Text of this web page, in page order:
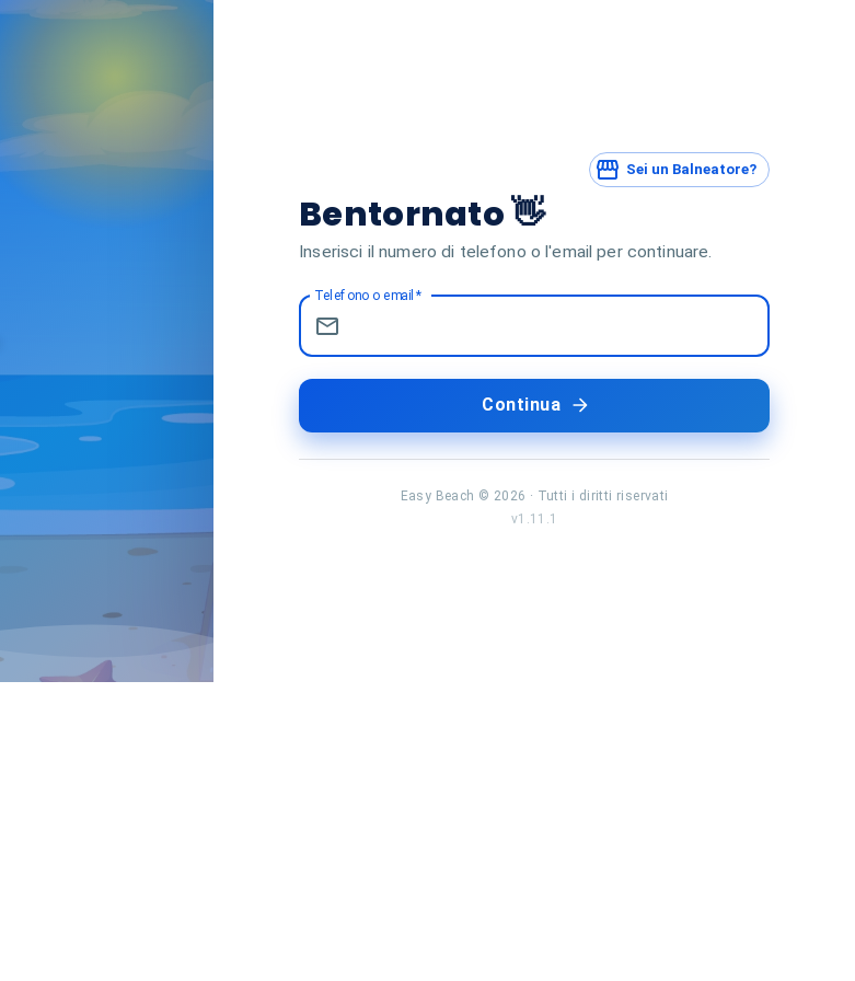
Sei un Balneatore?
Bentornato 👋
Inserisci il numero di telefono o l'email per continuare.
Telefono o email *
Continua
Easy Beach © 2026 · Tutti i diritti riservati
v1.11.1